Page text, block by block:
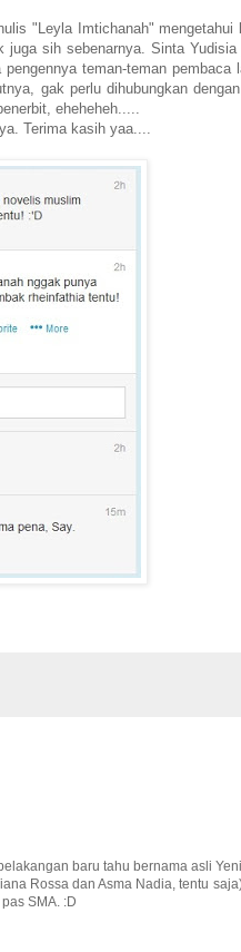
"Leyla Imtichanah" mengetahui
sih sebenarnya. Sinta
teman-teman pembaca
gak perlu dihubungkan
eheheheh.....
Terima kasih yaa....
baru tahu bernama asli
Rossa dan Asma Nadia, tentu
SMA. :D